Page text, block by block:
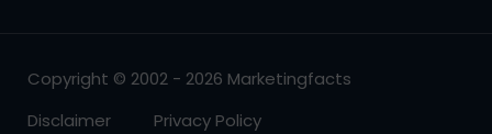
Copyright © 2002 - 2026 Marketingfacts
Disclaimer
Privacy Policy